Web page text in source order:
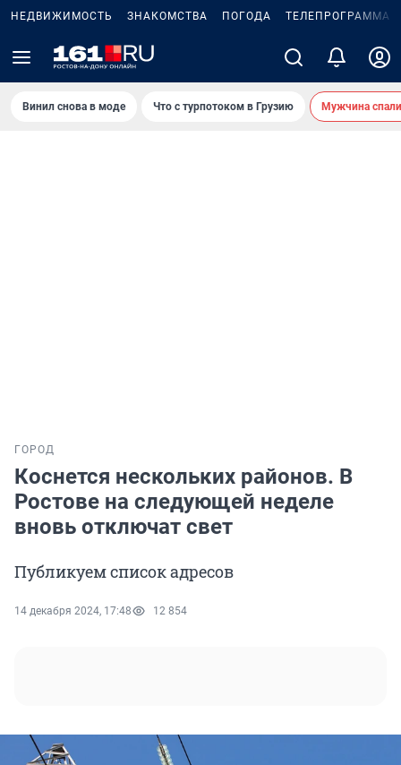
НЕДВИЖИМОСТЬ ЗНАКОМСТВА ПОГОДА ТЕЛЕПРОГРАММА
Винил снова в моде Что с турпотоком в Грузию Мужчина
ГОРОД
Коснется нескольких районов. В
Ростове на следующей неделе
вновь отключат свет
Публикуем список адресов
14 декабря 2024, 17:48 12 854